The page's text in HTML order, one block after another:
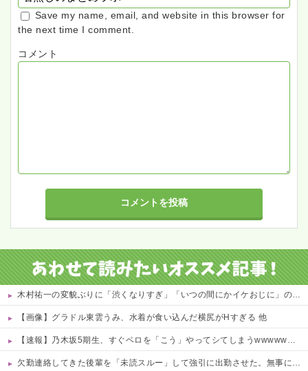
Save my name, email, and website in this browser for
the next time I comment.
コメント
木村祐一の変貌ぶりに「渋くなりすぎ」「いつの間にかイケおじに」の声 他
【画像】グラドル東雲うみ、水着が食い込んだ横尻がHすぎる 他
【速報】乃木坂5期生、すぐベロを「こう」やってシてしまうwwwwww 他
欠勤連絡してきた後輩を「未読スルー」して強引に出勤させた。無事に終わった夜、後輩から届いた「意味深なLINE」の内容に血の気が引いた話←完全に未読スルー見抜かれてて草